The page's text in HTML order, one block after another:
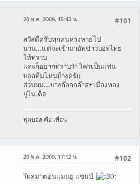
#101
20 พ.ค. 2009, 15:43 น.
สวัสดีครับทุกคนห่างหายไป
นาน...แต่จะเข้ามาอัพข่าวบอลไทย
ให้ทราบ
และก็อยากทราบว่า ใครเป็นแฟน
บอลทีมไหนบ้างครับ
ส่วนผม...บางก๊อกกล๊าส+เมืองทอง
ยูไนเต็ด
ฟุตบอล คือ เพื่อน
#102
20 พ.ค. 2009, 17:12 น.
โผล่มาตอนแมนยู แชมป์